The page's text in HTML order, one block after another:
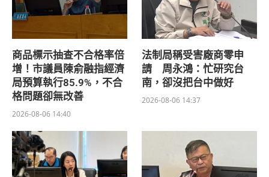
商品標示抽查不合格率倍
增！市議員陳俞融指經濟
局預算執行85.9%，不合
格問題卻無改善
2026-08-06 14:40
法制局稱受害廠商零申
請 周永鴻：忙研究台
南，卻沒把台中做好
2026-08-06 14:37